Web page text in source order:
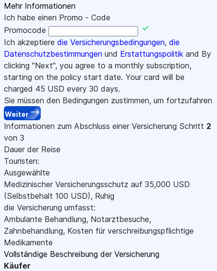
Mehr Informationen
Ich habe einen Promo - Code
Promocode
Ich akzeptiere die Versicherungsbedingungen, die
Datenschutzbestimmungen und Erstattungspolitik and By
clicking "Next", you agree to a monthly subscription,
starting on the policy start date. Your card will be
charged 45 USD every 30 days.
Sie müssen den Bedingungen zustimmen, um fortzufahren
Weiter
Informationen zum Abschluss einer Versicherung Schritt 2
von 3
Dauer der Reise
Touristen:
Ausgewählte
Medizinischer Versicherungsschutz auf 35,000 USD
(Selbstbehalt 100 USD), Ruhig
die Versicherung umfasst:
Ambulante Behandlung, Notarztbesuche,
Zahnbehandlung, Kosten für verschreibungspflichtige
Medikamente
Vollständige Beschreibung der Versicherung
Käufer